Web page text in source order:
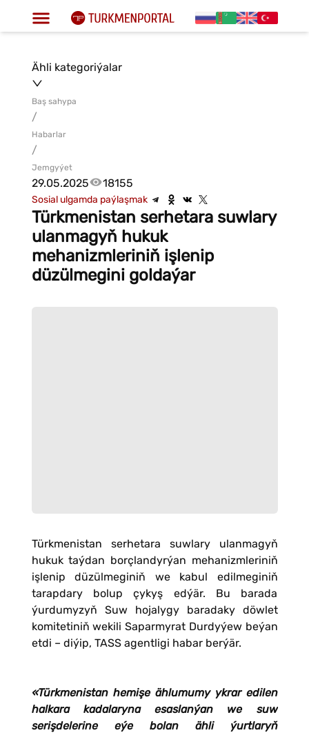
Ähli kategoriýalar
Baş sahypa
/
Habarlar
/
Jemgyýet
29.05.2025 18155
Sosial ulgamda paýlaşmak
Türkmenistan serhetara suwlary
ulanmagyň hukuk
mehanizmleriniň işlenip
düzülmegini goldaýar
Türkmenistan serhetara suwlary ulanmagyň
hukuk taýdan borçlandyrýan mehanizmleriniň
işlenip düzülmeginiň we kabul edilmeginiň
tarapdary bolup çykyş edýär. Bu barada
ýurdumyzyň Suw hojalygy baradaky döwlet
komitetiniň wekili Saparmyrat Durdyýew beýan
etdi – diýip, TASS agentligi habar berýär.
«Türkmenistan hemişe ählumumy ykrar edilen
halkara kadalaryna esaslanýan we suw
serişdelerine eýe bolan ähli ýurtlaryň